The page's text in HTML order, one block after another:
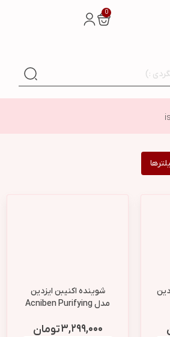
0
شوینده اکنیبن ایزدین
مدل Acniben Purifying
میلی‌لیتر
۳,۲۹۹,۰۰۰تومان